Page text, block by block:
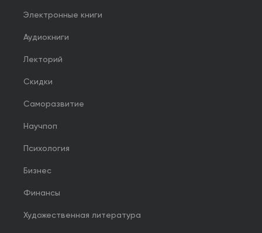
Электронные книги
Аудиокниги
Лекторий
Скидки
Саморазвитие
Научпоп
Психология
Бизнес
Финансы
Художественная литература